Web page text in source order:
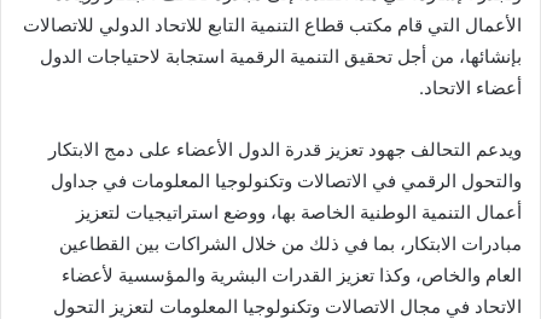
الأعمال التي قام مكتب قطاع التنمية التابع للاتحاد الدولي للاتصالات
بإنشائها، من أجل تحقيق التنمية الرقمية استجابة لاحتياجات الدول
أعضاء الاتحاد.
ويدعم التحالف جهود تعزيز قدرة الدول الأعضاء على دمج الابتكار
والتحول الرقمي في الاتصالات وتكنولوجيا المعلومات في جداول
أعمال التنمية الوطنية الخاصة بها، ووضع استراتيجيات لتعزيز
مبادرات الابتكار، بما في ذلك من خلال الشراكات بين القطاعين
العام والخاص، وكذا تعزيز القدرات البشرية والمؤسسية لأعضاء
الاتحاد في مجال الاتصالات وتكنولوجيا المعلومات لتعزيز التحول